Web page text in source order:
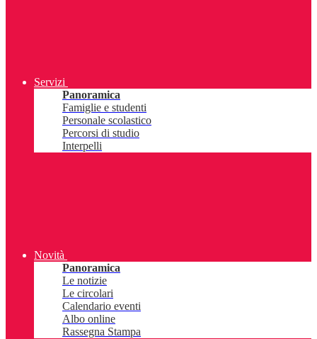
Servizi
Panoramica
Famiglie e studenti
Personale scolastico
Percorsi di studio
Interpelli
Novità
Panoramica
Le notizie
Le circolari
Calendario eventi
Albo online
Rassegna Stampa